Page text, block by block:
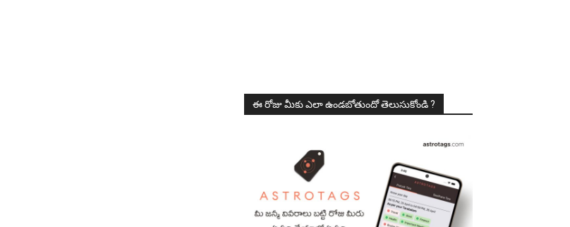
ఈ రోజు మీకు ఎలా ఉండబోతుందో తెలుసుకోండి ?